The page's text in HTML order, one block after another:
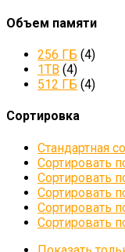
Объем памяти
256 ГБ (4)
1TB (4)
512 ГБ (4)
Сортировка
Стандартная
Сортировать
Сортировать
Сортировать
Сортировать
Сортировать